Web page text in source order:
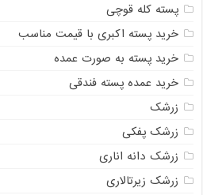
پسته کله قوچی
خرید پسته اکبری با قیمت مناسب
خرید پسته به صورت عمده
خرید عمده پسته فندقی
زرشک
زرشک پفکی
زرشک دانه اناری
زرشک زیرتالاری